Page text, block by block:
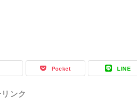
Pocket LINE
ンク